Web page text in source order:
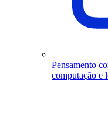
Pensamento
computação e